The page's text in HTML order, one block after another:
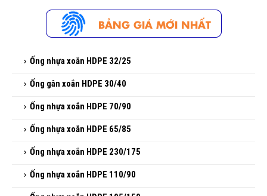
Ống nhựa xoắn HDPE 32/25
Ống gân xoắn HDPE 30/40
Ống nhựa xoắn HDPE 70/90
Ống nhựa xoắn HDPE 65/85
Ống nhựa xoắn HDPE 230/175
Ống nhựa xoắn HDPE 110/90